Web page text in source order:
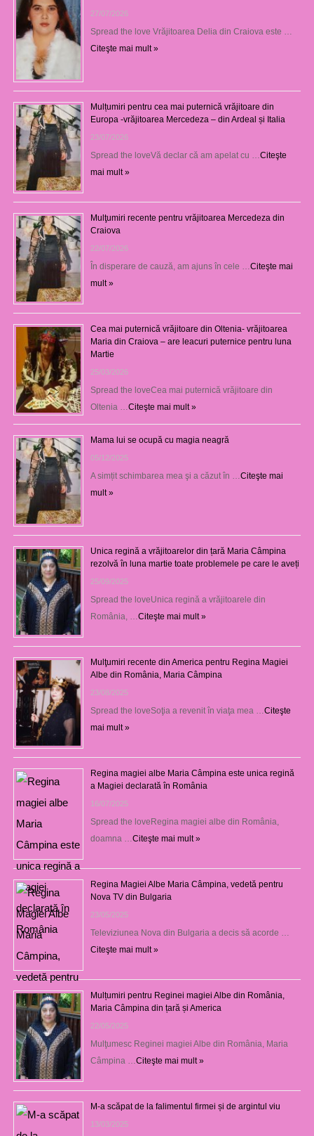
27/07/2026
Spread the love Vrăjitoarea Delia din Craiova este …
Citeşte mai mult »
Mulțumiri pentru cea mai puternică vrăjitoare din
Europa -vrăjitoarea Mercedeza – din Ardeal și Italia
23/07/2026
Spread the loveVă declar că am apelat cu …Citeşte
mai mult »
Mulţumiri recente pentru vrăjitoarea Mercedeza din
Craiova
22/07/2026
În disperare de cauză, am ajuns în cele …Citeşte mai
mult »
Cea mai puternică vrăjitoare din Oltenia- vrăjitoarea
Maria din Craiova – are leacuri puternice pentru luna
Martie
25/03/2026
Spread the loveCea mai puternică vrăjitoare din
Oltenia …Citeşte mai mult »
Mama lui se ocupă cu magia neagră
05/12/2025
A simțit schimbarea mea şi a căzut în …Citeşte mai
mult »
Unica regină a vrăjitoarelor din țară Maria Câmpina
rezolvă în luna martie toate problemele pe care le aveți
25/09/2025
Spread the loveUnica regină a vrăjitoarele din
România, …Citeşte mai mult »
Mulţumiri recente din America pentru Regina Magiei
Albe din România, Maria Câmpina
23/08/2025
Spread the loveSoţia a revenit în viaţa mea …Citeşte
mai mult »
Regina magiei albe Maria Câmpina este unica regină
a Magiei declarată în România
16/07/2025
Spread the loveRegina magiei albe din România,
doamna …Citeşte mai mult »
Regina Magiei Albe Maria Câmpina, vedetă pentru
Nova TV din Bulgaria
23/05/2025
Televiziunea Nova din Bulgaria a decis să acorde …
Citeşte mai mult »
Mulțumiri pentru Reginei magiei Albe din România,
Maria Câmpina din țară și America
22/05/2025
Mulţumesc Reginei magiei Albe din România, Maria
Câmpina …Citeşte mai mult »
M-a scăpat de la falimentul firmei și de argintul viu
13/03/2025